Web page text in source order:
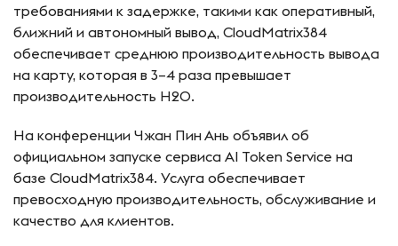
требованиями к задержке, такими как оперативный,
ближний и автономный вывод, CloudMatrix384
обеспечивает среднюю производительность вывода
на карту, которая в 3–4 раза превышает
производительность H20.
На конференции Чжан Пин Ань объявил об
официальном запуске сервиса AI Token Service на
базе CloudMatrix384. Услуга обеспечивает
превосходную производительность, обслуживание и
качество для клиентов.